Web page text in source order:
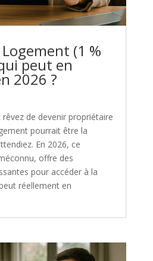
(1 %
peut en
2026 ?
de devenir propriétaire
pourrait être la
En 2026, ce
offre des
pour accéder à la
réellement en